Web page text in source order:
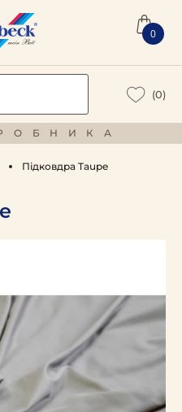
0
(0)
Підковдра Taupe